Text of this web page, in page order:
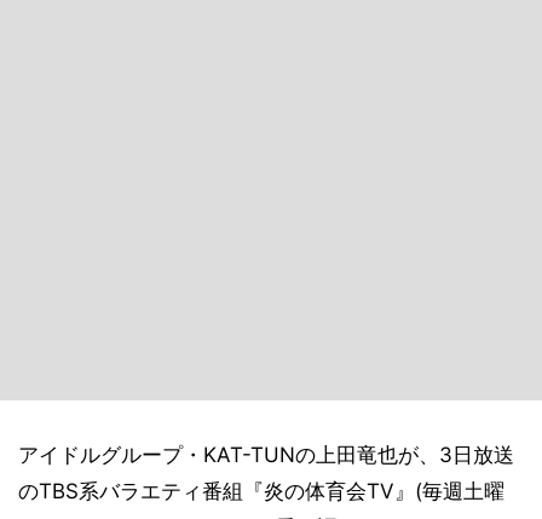
アイドルグループ・KAT-TUNの上田竜也が、3日放送
のTBS系バラエティ番組『炎の体育会TV』(毎週土曜